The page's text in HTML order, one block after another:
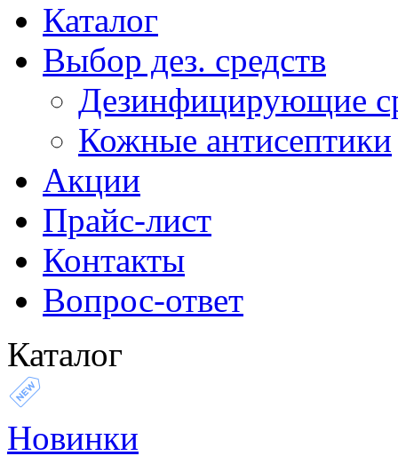
Каталог
Выбор дез. средств
Дезинфицирующие
Кожные антисептики
Акции
Прайс-лист
Контакты
Вопрос-ответ
Каталог
Новинки